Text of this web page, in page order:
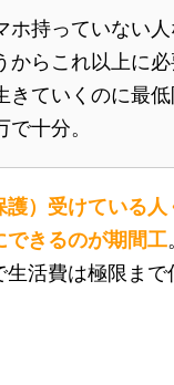
ホ持っていない
からこれ以上に
きていくのに最
十分。
）受けている人
できるのが期間工
生活費は極限まで